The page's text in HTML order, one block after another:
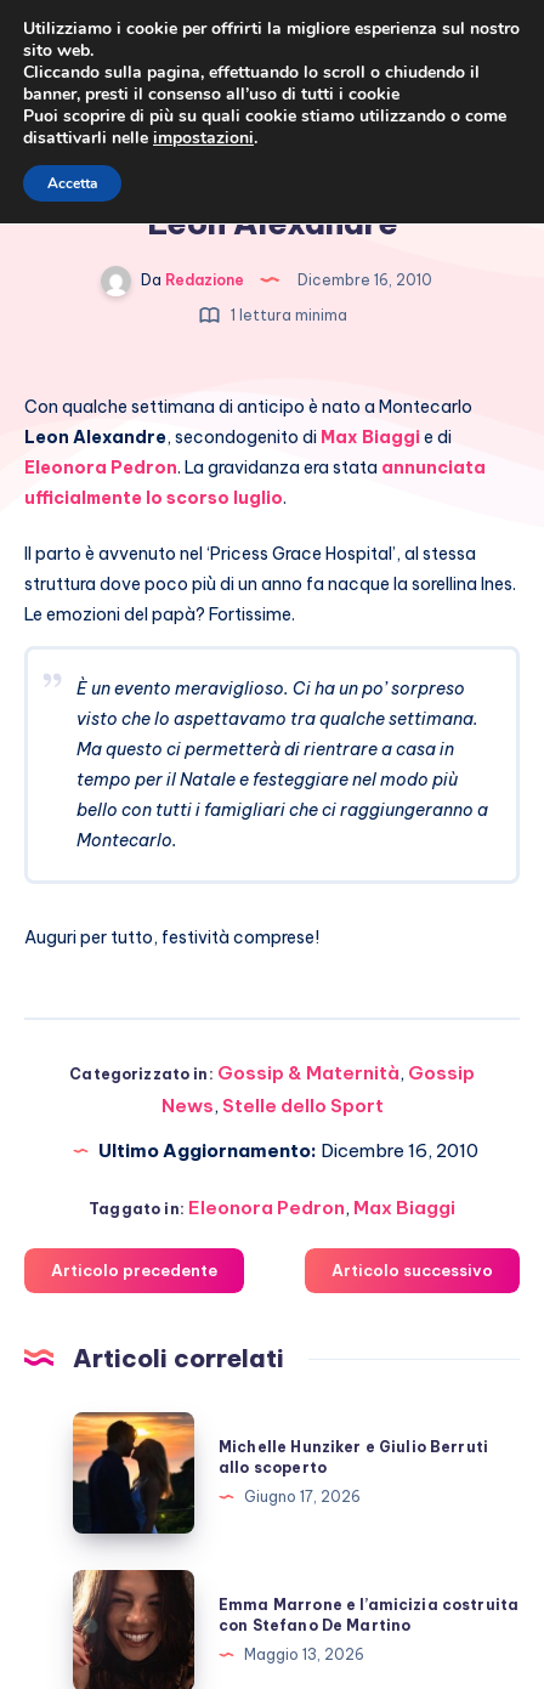
Max Biaggi papà-bis: è nato
Leon Alexandre
Da Redazione
Dicembre 16, 2010
1 lettura minima
Con qualche settimana di anticipo è nato a Montecarlo
Leon Alexandre, secondogenito di Max Biaggie di
Eleonora Pedron. La gravidanza era stata annunciata
ufficialmente lo scorso luglio.
Il parto è avvenuto nel ‘Pricess Grace Hospital’, al stessa
struttura dove poco più di un anno fa nacque la sorellina Ines.
Le emozioni del papà? Fortissime.
È un evento meraviglioso. Ci ha un po’ sorpreso
visto che lo aspettavamo tra qualche settimana.
Ma questo ci permetterà di rientrare a casa in
tempo per il Natale e festeggiare nel modo più
bello con tutti i famigliari che ci raggiungeranno a
Montecarlo.
Auguri per tutto, festività comprese!
Categorizzato in: Gossip & Maternità, Gossip
News, Stelle dello Sport
Ultimo Aggiornamento: Dicembre 16, 2010
Taggato in: Eleonora Pedron, Max Biaggi
Articolo precedente Articolo successivo
Articoli correlati
Michelle
Hunziker
e
Berruti
allo
scoperto
Michelle Hunziker e Giulio Berruti
allo scoperto
Giugno 17, 2026
Emma
Marrone
e
l’amicizia
Emma Marrone e l’amicizia costruita
con Stefano De Martino
Maggio 13, 2026
Utilizziamo i cookie per offrirti la migliore esperienza sul nostro
sito web.
Cliccando sulla pagina, effettuando lo scroll o chiudendo il
banner, presti il consenso all’uso di tutti i cookie
Puoi scoprire di più su quali cookie stiamo utilizzando o come
disattivarli nelle impostazioni.
Accetta